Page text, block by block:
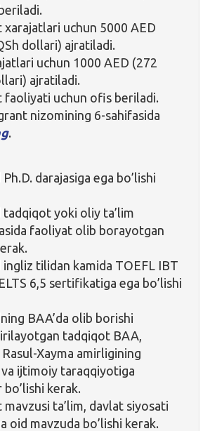
xarajatlari uchun 5000 AED
dollari) ajratiladi.
uchun 1000 AED (272
ajratiladi.
faoliyati uchun ofis beriladi.
nizomining 6-sahifasida
.
darajasiga ega bo’lishi
yoki oliy ta’lim
faoliyat olib borayotgan
tilidan kamida TOEFL IBT
6,5 sertifikatiga ega bo’lishi
BAA’da olib borishi
tadqiqot BAA,
Xayma amirligining
ijtimoiy taraqqiyotiga
kerak.
ta’lim, davlat siyosati
oid mavzuda bo’lishi kerak.